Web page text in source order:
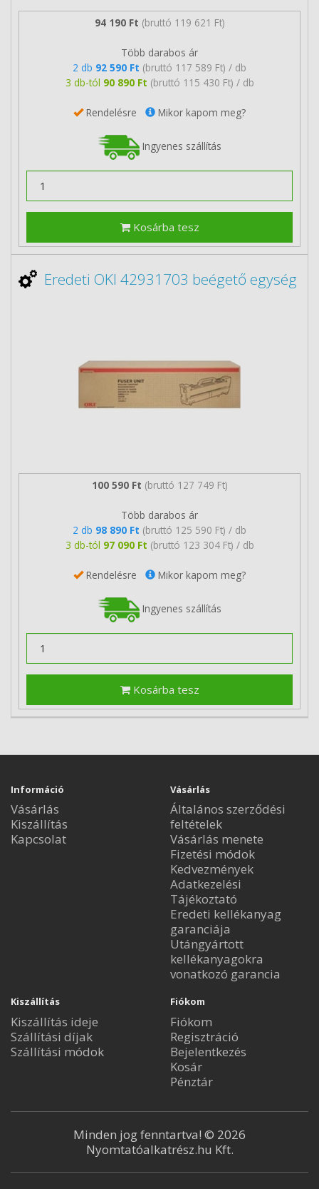
94 190 Ft (bruttó 119 621 Ft)
Több darabos ár
2 db 92 590 Ft (bruttó 117 589 Ft) / db
3 db-tól 90 890 Ft (bruttó 115 430 Ft) / db
Rendelésre Mikor kapom meg?
Ingyenes szállítás
Kosárba tesz
Eredeti OKI 42931703 beégető egység
100 590 Ft (bruttó 127 749 Ft)
Több darabos ár
2 db 98 890 Ft (bruttó 125 590 Ft) / db
3 db-tól 97 090 Ft (bruttó 123 304 Ft) / db
Rendelésre Mikor kapom meg?
Ingyenes szállítás
Kosárba tesz
Információ
Vásárlás
Kiszállítás
Kapcsolat
Vásárlás
Általános szerződési
feltételek
Vásárlás menete
Fizetési módok
Kedvezmények
Adatkezelési
Tájékoztató
Eredeti kellékanyag
garanciája
Utángyártott
kellékanyagokra
vonatkozó garancia
Kiszállítás
Kiszállítás ideje
Szállítási díjak
Szállítási módok
Fiókom
Fiókom
Regisztráció
Bejelentkezés
Kosár
Pénztár
Minden jog fenntartva! © 2026
Nyomtatóalkatrész.hu Kft.